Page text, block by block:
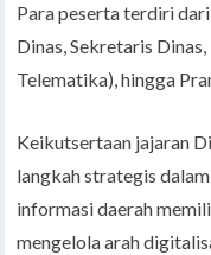
Para peserta terdiri
Dinas, Sekretaris
Telematika), hingga
Keikutsertaan jajaran
langkah strategis
informasi daerah
mengelola arah